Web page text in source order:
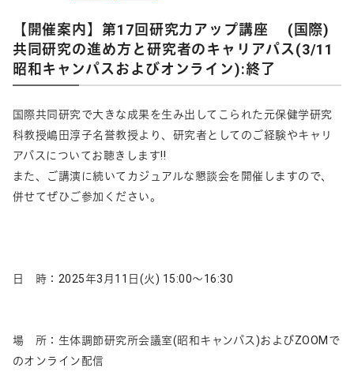
【開催案内】第17回研究力アップ講座 (国際)
共同研究の進め方と研究者のキャリアパス(3/11
昭和キャンパスおよびオンライン):終了
国際共同研究で大きな成果を生み出してこられた元保健学研究
科教授嶋田淳子名誉教授より、研究者としてのご経験やキャリ
アパスについてお聴きします!!
また、ご講演に続いてカジュアルな懇談会を開催しますので、
併せてぜひご参加ください。
日 時：2025年3月11日(火) 15:00～16:30
場 所：生体調節研究所会議室(昭和キャンパス)およびZOOMで
のオンライン配信